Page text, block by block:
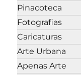
Pinacoteca
Fotografias
Caricaturas
Arte Urbana
Apenas Arte